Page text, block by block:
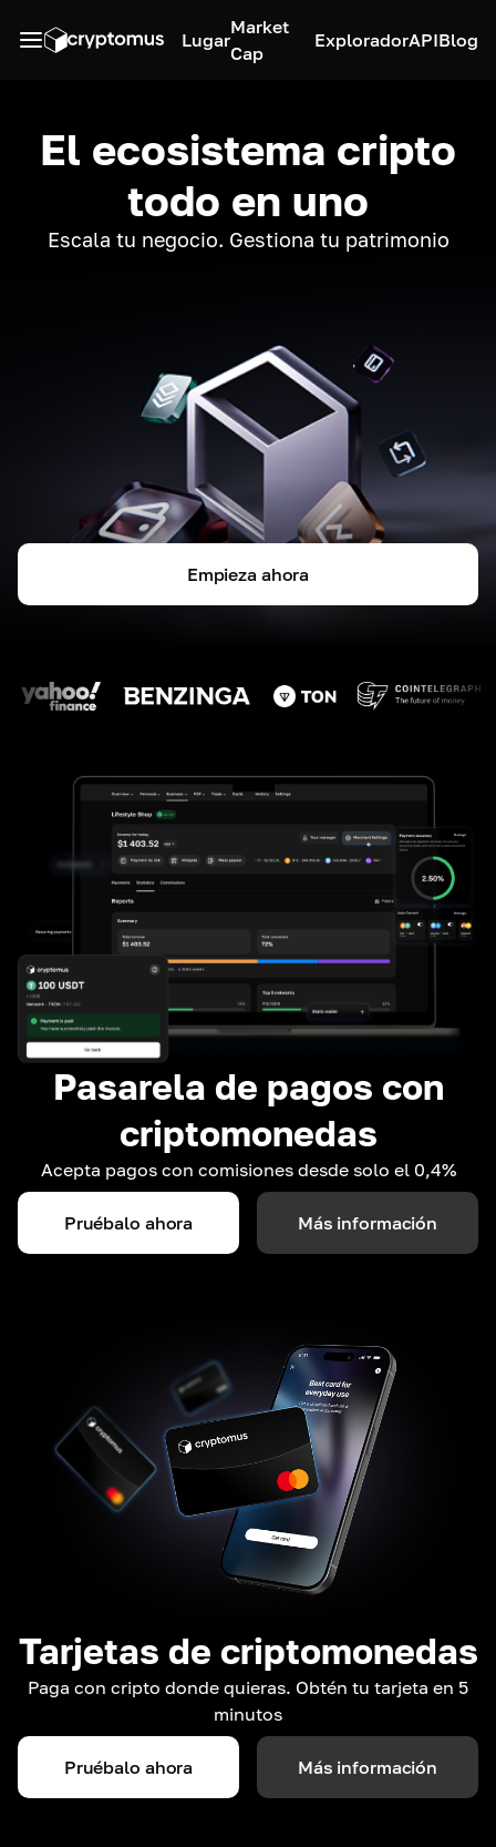
Lugar
Market
Cap
ExploradorAPIBlog
El ecosistema cripto
todo en uno
Escala tu negocio. Gestiona tu patrimonio
Empieza ahora
Pasarela de pagos con
criptomonedas
Acepta pagos con comisiones desde solo el 0,4%
Pruébalo ahora Más información
Tarjetas de criptomonedas
Paga con cripto donde quieras. Obtén tu tarjeta en 5
minutos
Pruébalo ahora Más información